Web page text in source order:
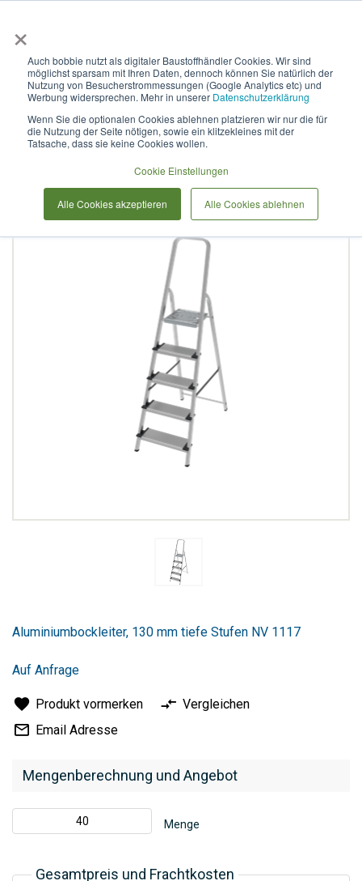
×
Auch bobbie nutzt als digitaler Baustoffhändler Cookies. Wir sind
möglichst sparsam mit Ihren Daten, dennoch können Sie natürlich der
Nutzung von Besucherstrommessungen (Google Analytics etc) und
Werbung widersprechen. Mehr in unserer Datenschutzerklärung
Wenn Sie die optionalen Cookies ablehnen platzieren wir nur die für
die Nutzung der Seite nötigen, sowie ein klitzekleines mit der
Tatsache, dass sie keine Cookies wollen.
Cookie Einstellungen
Alle Cookies akzeptieren Alle Cookies ablehnen
Stufenleiter aus Aluminium,
mit Stufen à 130 mm, NV
1117 1х3
der
springen
Mengenberechnung und Angebot
Menge
Gesamtpreis und Frachtkosten
Aluminiumbockleiter, 130 mm tiefe Stufen NV 1117
Auf Anfrage
Produkt vormerken
Vergleichen
Email Adresse